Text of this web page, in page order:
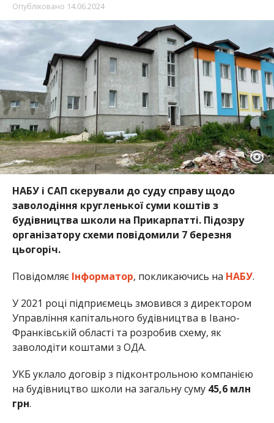
Опубліковано 14.06.2024
НАБУ і САП скерували до суду справу щодо
заволодіння кругленької суми коштів з
будівництва школи на Прикарпатті. Підозру
організатору схеми повідомили 7 березня
цьогоріч.
Повідомляє Інформатор, покликаючись на НАБУ.
У 2021 році підприємець змовився з директором
Управління капітального будівництва в Івано-
Франківській області та розробив схему, як
заволодіти коштами з ОДА.
УКБ уклало договір з підконтрольною компанією
на будівництво школи на загальну суму 45,6 млн
грн.